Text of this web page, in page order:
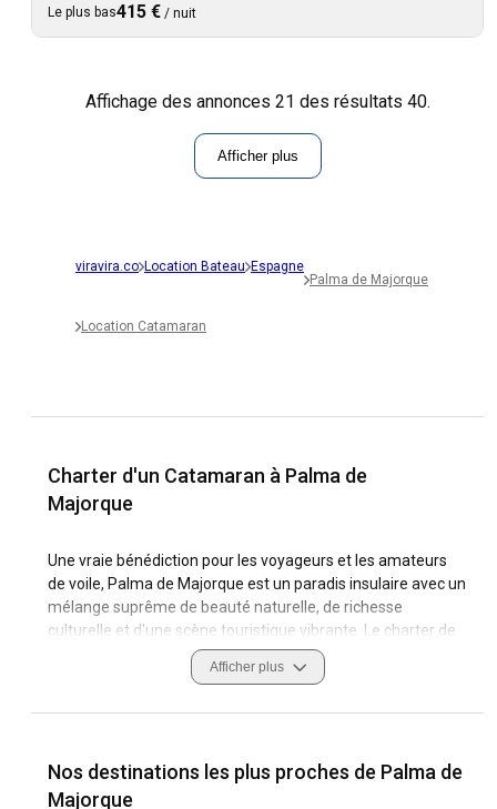
Le plus bas415 € / nuit
Affichage des annonces 21 des résultats 40.
Afficher plus
viravira.co Location Bateau Espagne
Palma de Majorque
Location Catamaran
Charter d'un Catamaran à Palma de
Majorque
Une vraie bénédiction pour les voyageurs et les amateurs
de voile, Palma de Majorque est un paradis insulaire avec un
mélange suprême de beauté naturelle, de richesse
culturelle et d'une scène touristique vibrante. Le charter de
catamarans à Palma de Majorque offre une façon unique
d'explorer ce joyau de la Méditerranée, renommé pour ses
amateurs de catamarans du monde entier.
Afficher plus
Nos destinations les plus proches de Palma de
Majorque